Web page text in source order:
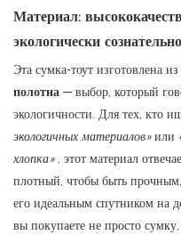
Материал:
экологически
Эта сумка-тоут изготовлена ​​из
полотна — выбор, который
экологичности. Для тех, кто
экологичных материалов»или
хлопка», этот материал
плотный, чтобы быть
его идеальным спутником на
вы покупаете не просто